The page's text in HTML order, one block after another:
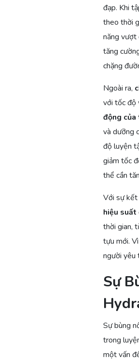
đạp. Khi
theo thời
năng vượt
tăng
chặng
Ngoài ra,
với tốc độ
động
và dưỡng
độ luyện
giảm tốc
thể cần
Với sự kết
hiệu suất
thời gian,
tựu mới.
người yêu
Sự
Sự bùng
trong
một vấn